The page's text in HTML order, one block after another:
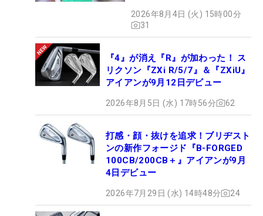
セッティング
2026年8月4日 (火) 15時00分
31
『4』が消え『R』が加わった！ ス
リクソン『ZXi R/5/7』＆『ZXiU』
アイアンが9月12日デビュー
2026年8月5日 (水) 17時56分 62
打感・顔・抜けを追求！ブリヂスト
ンの新作フォージド『B-FORGED
100CB/200CB＋』アイアンが9月
4日デビュー
2026年7月29日 (水) 14時48分 24